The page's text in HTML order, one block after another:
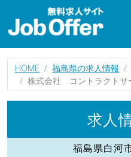
HOME 福島県の求人情報
株式会社 コントラクトサ
求人
福島県白河